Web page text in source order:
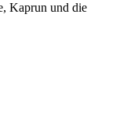
Kaprun und die